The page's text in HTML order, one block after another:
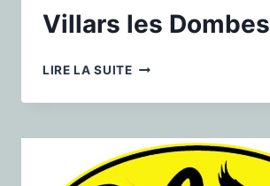
Villars les Dombes
LIRE LA SUITE